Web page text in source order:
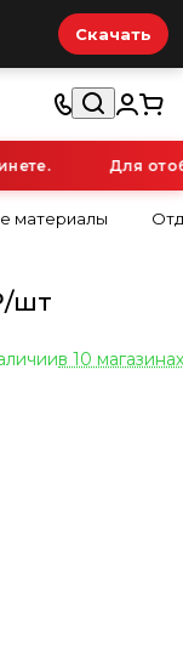
Скачать
Для
материалы
шт
в 10 магазинах